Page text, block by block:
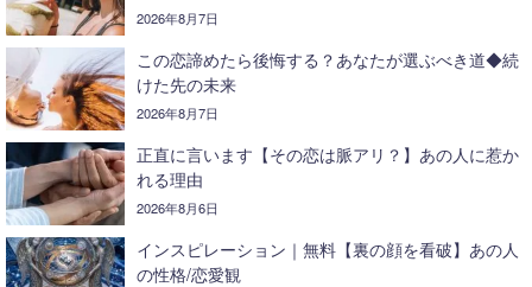
2026年8月7日
この恋諦めたら後悔する？あなたが選ぶべき道◆続
けた先の未来
2026年8月7日
正直に言います【その恋は脈アリ？】あの人に惹か
れる理由
2026年8月6日
インスピレーション｜無料【裏の顔を看破】あの人
の性格/恋愛観